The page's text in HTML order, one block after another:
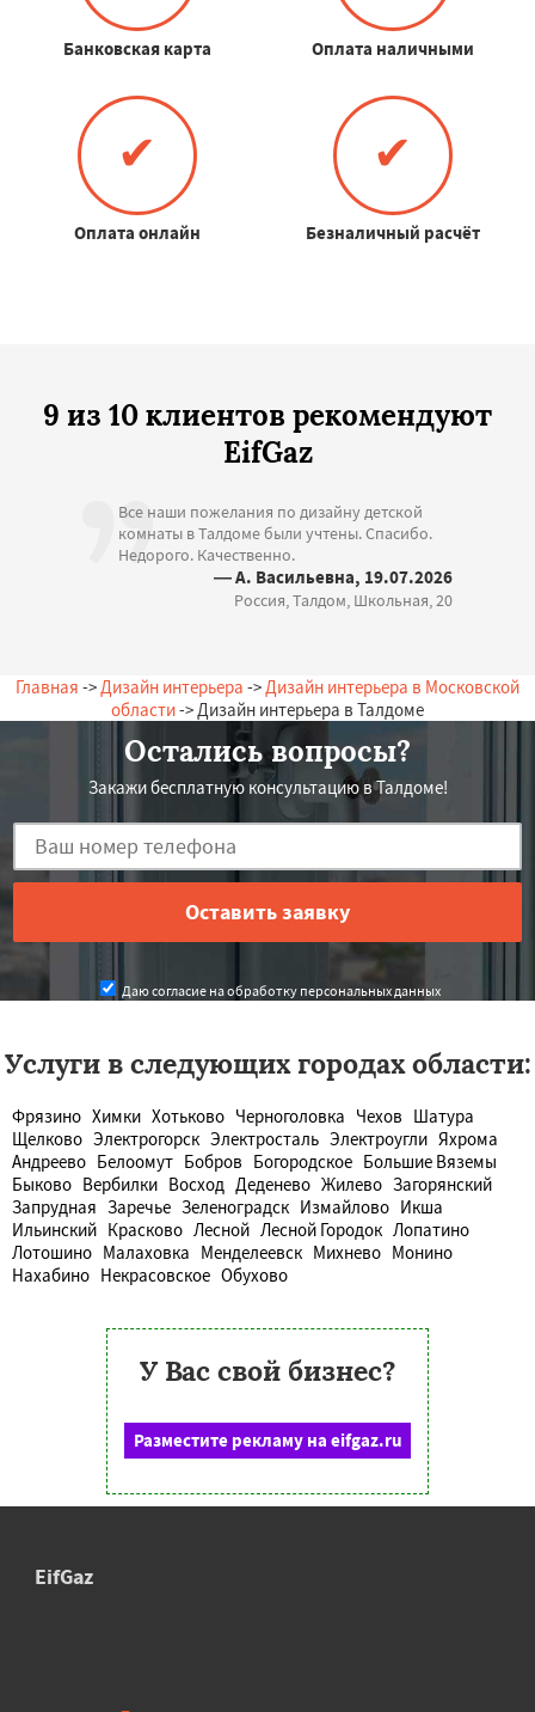
Банковская карта Оплата наличными
✔
Оплата онлайн
✔
Безналичный расчёт
9 из 10 клиентов рекомендуют
EifGaz
Все наши пожелания по дизайну детской
комнаты в Талдоме были учтены. Спасибо.
Недорого. Качественно.
— А. Васильевна, 19.07.2026
Россия, Талдом, Школьная, 20
Главная -> Дизайн интерьера -> Дизайн интерьера в Московской
области-> Дизайн интерьера в Талдоме
Остались вопросы?
Закажи бесплатную консультацию в Талдоме!
Даю согласие на обработку персональных данных
Услуги в следующих городах области:
Фрязино Химки Хотьково Черноголовка Чехов Шатура
Щелково Электрогорск Электросталь Электроугли Яхрома
Андреево Белоомут Бобров Богородское Большие Вяземы
Быково Вербилки Восход Деденево Жилево Загорянский
Запрудная Заречье Зеленоградск Измайлово Икша
Ильинский Красково Лесной Лесной Городок Лопатино
Лотошино Малаховка Менделеевск Михнево Монино
Нахабино Некрасовское Обухово
У Вас свой бизнес?
Разместите рекламу на eifgaz.ru
EifGaz